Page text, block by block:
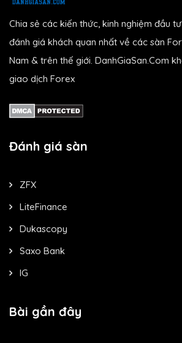
Chia sẻ các kiến thức, kinh nghiệm đầu
đánh giá khách quan nhất về các sàn
Nam & trên thế giới. DanhGiaSan.Com
giao dịch Forex
Đánh giá sàn
ZFX
LiteFinance
Dukascopy
Saxo Bank
IG
Bài gần đây